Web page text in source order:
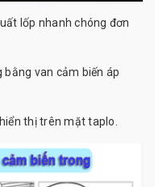
lốp nhanh chóng đơn
van cảm biến áp
thị trên mặt taplo.